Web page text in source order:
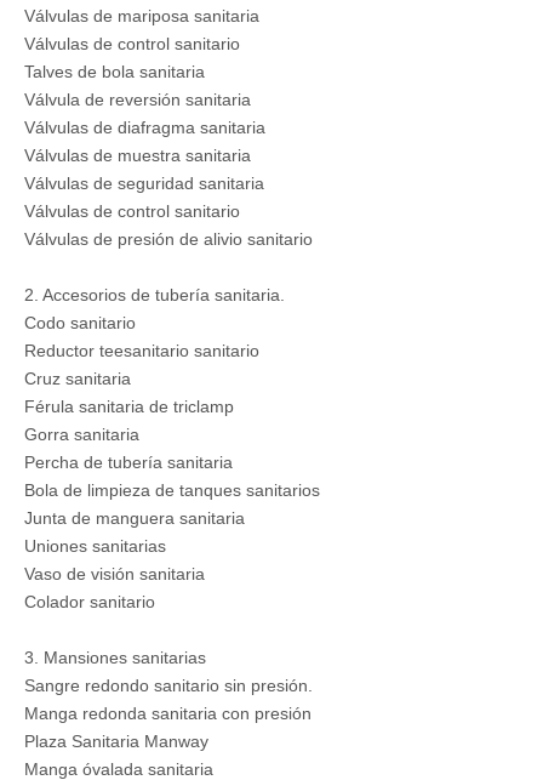
Válvulas de mariposa sanitaria
Válvulas de control sanitario
Talves de bola sanitaria
Válvula de reversión sanitaria
Válvulas de diafragma sanitaria
Válvulas de muestra sanitaria
Válvulas de seguridad sanitaria
Válvulas de control sanitario
Válvulas de presión de alivio sanitario
2. Accesorios de tubería sanitaria.
Codo sanitario
Reductor teesanitario sanitario
Cruz sanitaria
Férula sanitaria de triclamp
Gorra sanitaria
Percha de tubería sanitaria
Bola de limpieza de tanques sanitarios
Junta de manguera sanitaria
Uniones sanitarias
Vaso de visión sanitaria
Colador sanitario
3. Mansiones sanitarias
Sangre redondo sanitario sin presión.
Manga redonda sanitaria con presión
Plaza Sanitaria Manway
Manga óvalada sanitaria